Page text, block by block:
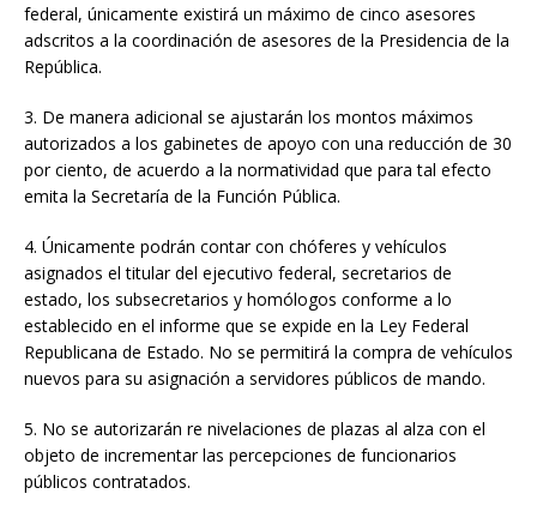
federal, únicamente existirá un máximo de cinco asesores
adscritos a la coordinación de asesores de la Presidencia de la
República.
3. De manera adicional se ajustarán los montos máximos
autorizados a los gabinetes de apoyo con una reducción de 30
por ciento, de acuerdo a la normatividad que para tal efecto
emita la Secretaría de la Función Pública.
4. Únicamente podrán contar con chóferes y vehículos
asignados el titular del ejecutivo federal, secretarios de
estado, los subsecretarios y homólogos conforme a lo
establecido en el informe que se expide en la Ley Federal
Republicana de Estado. No se permitirá la compra de vehículos
nuevos para su asignación a servidores públicos de mando.
5. No se autorizarán re nivelaciones de plazas al alza con el
objeto de incrementar las percepciones de funcionarios
públicos contratados.